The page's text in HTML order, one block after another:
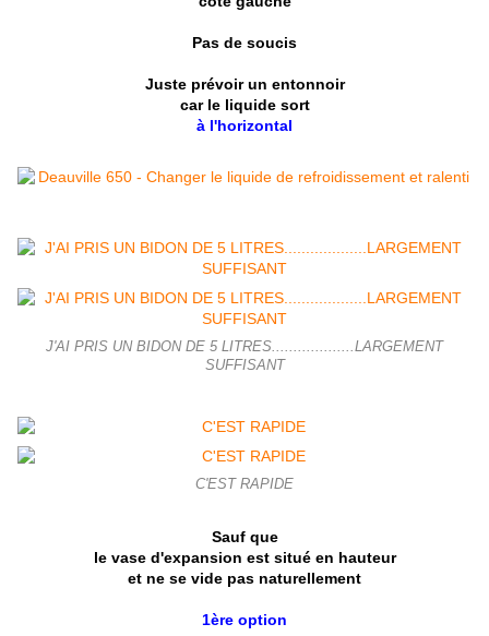
Pas de soucis
Juste prévoir un entonnoir
car le liquide sort
à l'horizontal
J'AI PRIS UN BIDON DE 5 LITRES...................LARGEMENT
SUFFISANT
C'EST RAPIDE
Sauf que
le vase d'expansion est situé en hauteur
et ne se vide pas naturellement
1ère option